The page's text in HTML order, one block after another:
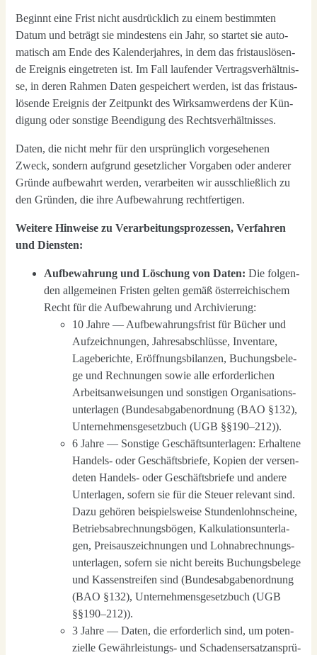
Beginnt eine Frist nicht aus­drück­lich zu einem bestimm­ten
Datum und beträgt sie min­des­tens ein Jahr, so star­tet sie auto­
ma­tisch am Ende des Kalen­der­jah­res, in dem das frist­aus­lö­sen­
de Ereig­nis ein­ge­tre­ten ist. Im Fall lau­fen­der Ver­trags­ver­hält­nis­
se, in deren Rah­men Daten gespei­chert wer­den, ist das frist­aus­
lö­sen­de Ereig­nis der Zeit­punkt des Wirk­sam­wer­dens der Kün­
di­gung oder sons­ti­ge Been­di­gung des Rechts­ver­hält­nis­ses.
Daten, die nicht mehr für den ursprüng­lich vor­ge­se­he­nen
Zweck, son­dern auf­grund gesetz­li­cher Vor­ga­ben oder ande­rer
Grün­de auf­be­wahrt wer­den, ver­ar­bei­ten wir aus­schließ­lich zu
den Grün­den, die ihre Auf­be­wah­rung recht­fer­ti­gen.
Wei­te­re Hin­wei­se zu Ver­ar­bei­tungs­pro­zes­sen, Ver­fah­ren
und Diens­ten:
Auf­be­wah­rung und Löschung von Daten:Die fol­gen­
den all­ge­mei­nen Fris­ten gel­ten gemäß öster­rei­chi­schem
Recht für die Auf­be­wah­rung und Archi­vie­rung:
10 Jah­re — Auf­be­wah­rungs­frist für Bücher und
Auf­zeich­nun­gen, Jah­res­ab­schlüs­se, Inven­ta­re,
Lage­be­rich­te, Eröff­nungs­bi­lan­zen, Buchungs­be­le­
ge und Rech­nun­gen sowie alle erfor­der­li­chen
Arbeits­an­wei­sun­gen und sons­ti­gen Orga­ni­sa­ti­ons­
un­ter­la­gen (Bun­des­ab­ga­ben­ord­nung (BAO §132),
Unter­neh­mens­ge­setz­buch (UGB §§190–212)).
6 Jah­re — Sons­ti­ge Geschäfts­un­ter­la­gen: Erhal­te­ne
Han­dels- oder Geschäfts­brie­fe, Kopien der ver­sen­
de­ten Han­dels- oder Geschäfts­brie­fe und ande­re
Unter­la­gen, sofern sie für die Steu­er rele­vant sind.
Dazu gehö­ren bei­spiels­wei­se Stun­den­lohn­schei­ne,
Betriebs­ab­rech­nungs­bö­gen, Kal­ku­la­ti­ons­un­ter­la­
gen, Preis­aus­zeich­nun­gen und Lohn­ab­rech­nungs­
un­ter­la­gen, sofern sie nicht bereits Buchungs­be­le­ge
und Kas­sen­strei­fen sind (Bun­des­ab­ga­ben­ord­nung
(BAO §132), Unter­neh­mens­ge­setz­buch (UGB
§§190–212)).
3 Jah­re — Daten, die erfor­der­lich sind, um poten­
zi­el­le Gewähr­leis­tungs- und Scha­dens­er­satz­an­sprü­